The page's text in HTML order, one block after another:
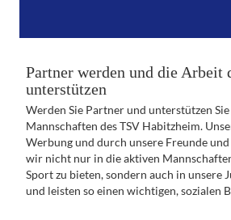
Partner werden und die Arbeit
unterstützen
Werden Sie Partner und unterstützen
Mannschaften des TSV Habitzheim.
Werbung und durch unsere Freunde
wir nicht nur in die aktiven
Sport zu bieten, sondern auch in unsere
und leisten so einen wichtigen, sozialen